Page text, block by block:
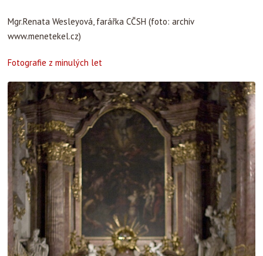
Mgr.Renata Wesleyová, farářka CČSH (foto: archiv
www.menetekel.cz)
Fotografie z minulých let